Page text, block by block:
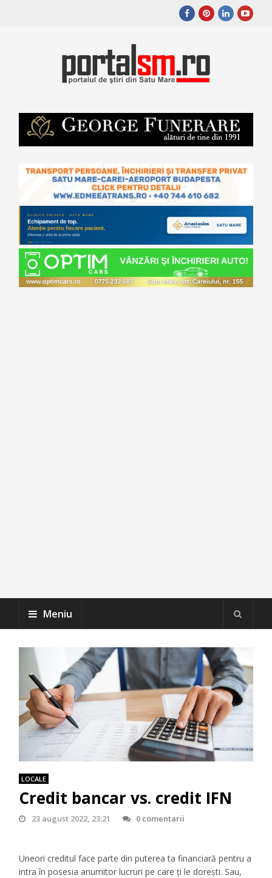
Meniu
LOCALE
Credit bancar vs. credit IFN
23 august 2022, 23:21 0 comentarii
Uneori creditul face parte din puterea ta financiară pentru a
intra în posesia anumitor lucruri pe care ți le dorești. Sau,